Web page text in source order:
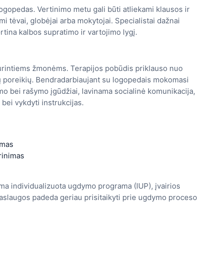
Vertinimo metu gali būti atliekami klausos ir
tėvai, globėjai arba mokytojai. Specialistai dažnai
kalbos supratimo ir vartojimo lygį.
žmonėms. Terapijos pobūdis priklauso nuo
Bendradarbiaujant su logopedais mokomasi
bei rašymo įgūdžiai, lavinama socialinė komunikacija,
vykdyti instrukcijas.
individualizuota ugdymo programa (IUP), įvairios
padeda geriau prisitaikyti prie ugdymo proceso